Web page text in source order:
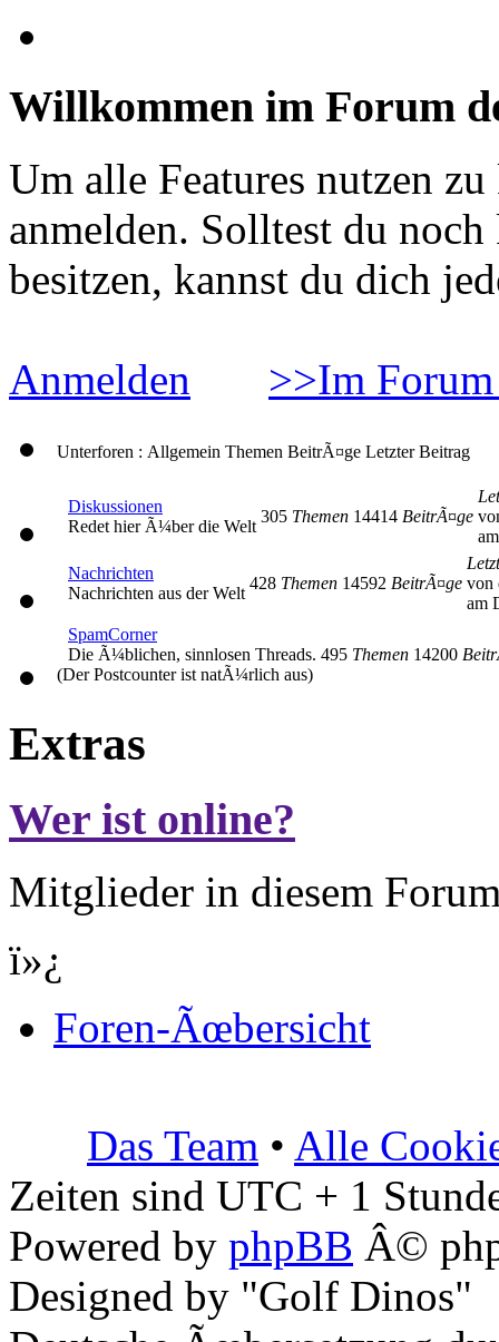
Willkommen im Forum
Um alle Features nutzen
anmelden. Solltest du
besitzen, kannst du dich
Anmelden >>Im
Unterforen : Allgemein Themen BeitrÃ¤ge Letzter Beitrag
Diskussionen
Redet hier Ã¼ber die Welt
305 Themen 14414 BeitrÃ¤ge
Nachrichten
Nachrichten aus der Welt
428 Themen 14592 BeitrÃ¤ge von
am
SpamCorner
Die Ã¼blichen, sinnlosen Threads.
(Der Postcounter ist natÃ¼rlich aus)
495 Themen 14200
Extras
Wer ist online?
Mitglieder in diesem
ï»¿
Foren-Ãœbersicht
Das Team • Alle
Zeiten sind UTC + 1
Powered by phpBB Â©
Designed by "Golf Dinos"